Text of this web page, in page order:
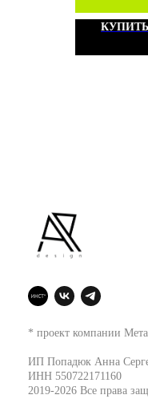
КУПИТЬ
* проект компании
ИП Попадюк Анна
ИНН 550722171160
2019-2026 Все права